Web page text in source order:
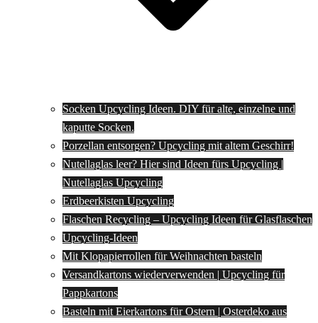
Socken Upcycling Ideen. DIY für alte, einzelne und
kaputte Socken.
Porzellan entsorgen? Upcycling mit altem Geschirr!
Nutellaglas leer? Hier sind Ideen fürs Upcycling |
Nutellaglas Upcycling
Erdbeerkisten Upcycling
Flaschen Recycling – Upcycling Ideen für Glasflaschen
Upcycling-Ideen
Mit Klopapierrollen für Weihnachten basteln
Versandkartons wiederverwenden | Upcycling für
Pappkartons
Basteln mit Eierkartons für Ostern | Osterdeko aus